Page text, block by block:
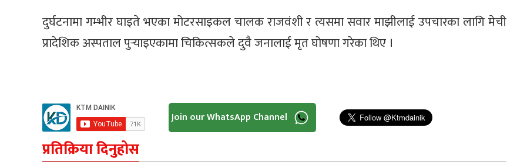
दुर्घटनामा गम्भीर घाइते भएका मोटरसाइकल चालक राजवंशी र त्यसमा सवार माझीलाई उपचारका लागि मेची
प्रादेशिक अस्पताल पुर्‍याइएकामा चिकित्सकले दुवै जनालाई मृत घोषणा गरेका थिए ।
Join our WhatsApp Channel
प्रतिक्रिया दिनुहोस